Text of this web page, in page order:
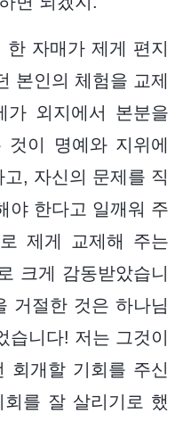
자매가 제게 편지
본인의 체험을 교제
가 외지에서 본분을
것이 명예와 지위에
, 자신의 문제를 직
야 한다고 일깨워 주
제게 교제해 주는
크게 감동받았습니
거절한 것은 하나님
습니다! 저는 그것이
회개할 기회를 주신
를 잘 살리기로 했